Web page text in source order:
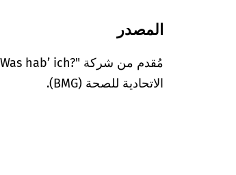
المصدر
الاتحادية للصحة (BMG).